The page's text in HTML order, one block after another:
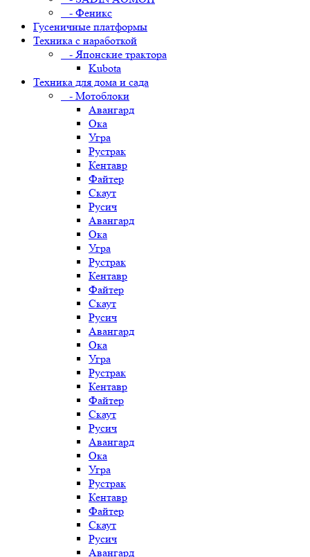
- Феникс
Гусеничные платформы
Техника с наработкой
- Японские трактора
Kubota
Техника для дома и сада
- Мотоблоки
Авангард
Ока
Угра
Рустрак
Кентавр
Файтер
Скаут
Русич
Авангард
Ока
Угра
Рустрак
Кентавр
Файтер
Скаут
Русич
Авангард
Ока
Угра
Рустрак
Кентавр
Файтер
Скаут
Русич
Авангард
Ока
Угра
Рустрак
Кентавр
Файтер
Скаут
Русич
Авангард